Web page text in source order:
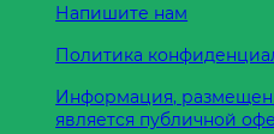
Напишите нам
Политика
Информация,
является публичной